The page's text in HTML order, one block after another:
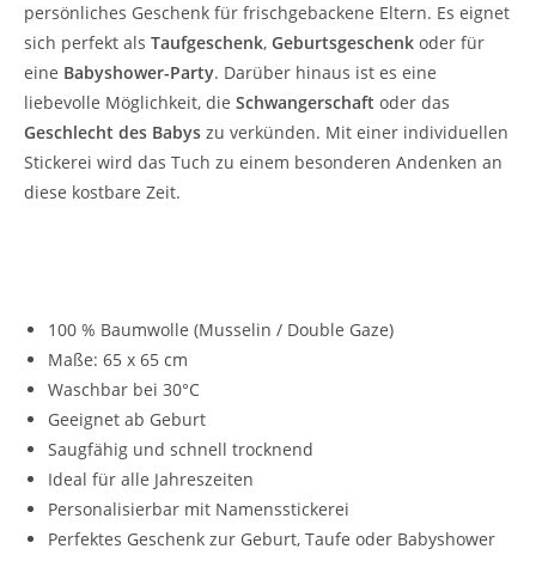
persönliches Geschenk für frischgebackene Eltern. Es eignet
sich perfekt als Taufgeschenk, Geburtsgeschenk oder für
eine Babyshower-Party. Darüber hinaus ist es eine
liebevolle Möglichkeit, die Schwangerschaft oder das
Geschlecht des Babys zu verkünden. Mit einer individuellen
Stickerei wird das Tuch zu einem besonderen Andenken an
diese kostbare Zeit.
100 % Baumwolle (Musselin / Double Gaze)
Maße: 65 x 65 cm
Waschbar bei 30°C
Geeignet ab Geburt
Saugfähig und schnell trocknend
Ideal für alle Jahreszeiten
Personalisierbar mit Namensstickerei
Perfektes Geschenk zur Geburt, Taufe oder Babyshower